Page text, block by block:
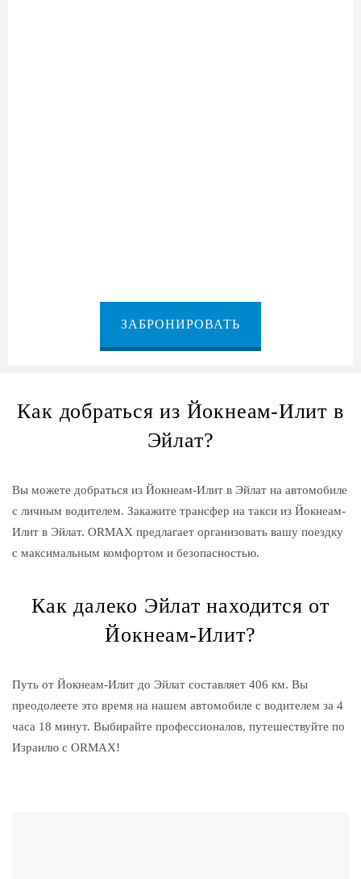
ЗАБРОНИРОВАТЬ
Как добраться из Йокнеам-Илит в
Эйлат?
Вы можете добраться из Йокнеам-Илит в Эйлат на автомобиле
с личным водителем. Закажите трансфер на такси из Йокнеам-
Илит в Эйлат. ORMAX предлагает организовать вашу поездку
с максимальным комфортом и безопасностью.
Как далеко Эйлат находится от
Йокнеам-Илит?
Путь от Йокнеам-Илит до Эйлат составляет 406 км. Вы
преодолеете это время на нашем автомобиле с водителем за 4
часа 18 минут. Выбирайте профессионалов, путешествуйте по
Израилю с ORMAX!